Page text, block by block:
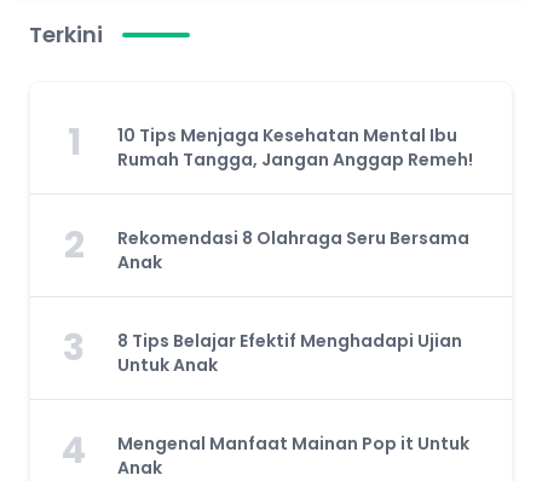
Terkini
1
10 Tips Menjaga Kesehatan Mental Ibu
Rumah Tangga, Jangan Anggap Remeh!
2
Rekomendasi 8 Olahraga Seru Bersama
Anak
3
8 Tips Belajar Efektif Menghadapi Ujian
Untuk Anak
4
Mengenal Manfaat Mainan Pop it Untuk
Anak